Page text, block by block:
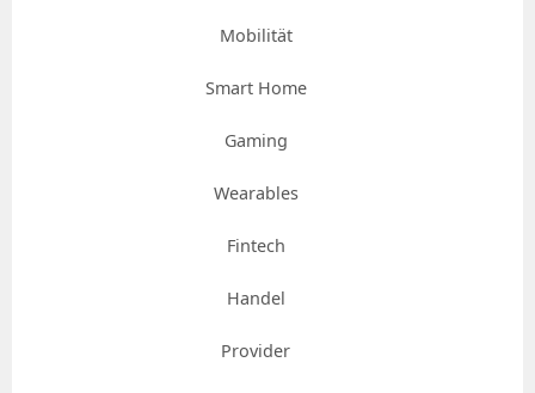
Mobilität
Smart Home
Gaming
Wearables
Fintech
Handel
Provider